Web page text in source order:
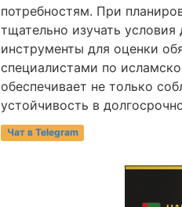
потребностям. При
тщательно изучать
инструменты для оценки
специалистами по
обеспечивает не только
устойчивость в
Чат в Telegram